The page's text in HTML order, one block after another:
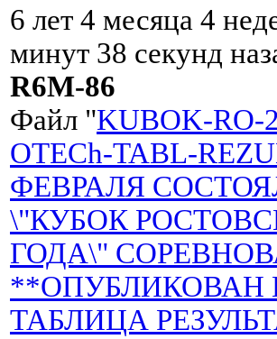
6 лет 4 месяца 4
минут 38 секунд
R6M-86
Файл "KUBOK-RO-
OTECh-TABL-
ФЕВРАЛЯ
\"КУБОК
ГОДА\"
**ОПУБЛИКОВАН
ТАБЛИЦА